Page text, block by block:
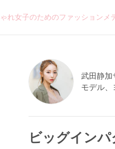
れ女子のためのファッション
武田静加
モデル、
ビッグイン